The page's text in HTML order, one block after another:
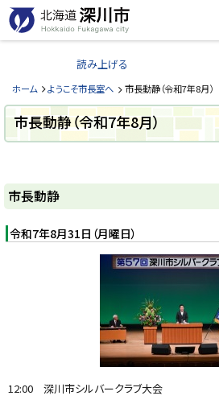
本
文
へ
ュ
へ
北
道
深
川
市
k
a
i
d
o
F
読み上げる
ホーム ようこそ市長室へ 市長動静（令和7年8月）
市長動静（令和7年8月）
ー
ジ
目
次
市長動静
令和7年8月31日（月曜日）
12:00 深川市シルバークラブ大会